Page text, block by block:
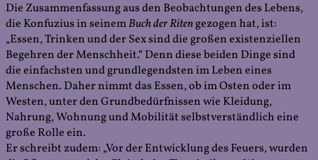
Die Zusammenfassung aus den Beobachtungen des Lebens,
die Konfuzius in seinemBuch der Ritengezogen hat, ist:
„Essen, Trinken und der Sex sind die großen existenziellen
Begehren der Menschheit.“ Denn diese beiden Dinge sind
die einfachsten und grundlegendsten im Leben eines
Menschen. Daher nimmt das Essen, ob im Osten oder im
Westen, unter den Grundbedürfnissen wie Kleidung,
Nahrung, Wohnung und Mobilität selbstverständlich eine
große Rolle ein.
Er schreibt zudem: „Vor der Entwicklung des Feuers, wurden